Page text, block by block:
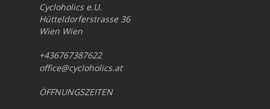
Cycloholics e.U.
Hütteldorferstrasse 36
Wien Wien
+436767387622
office@cycloholics.at
ÖFFNUNGSZEITEN